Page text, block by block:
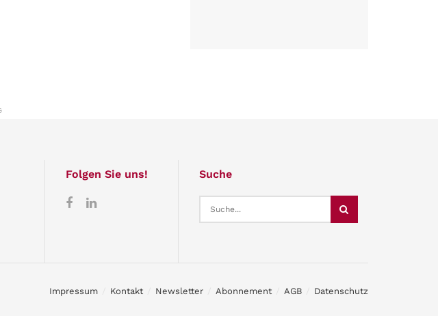
Folgen Sie uns! Suche
Impressum Kontakt Newsletter Abonnement AGB Datenschutz